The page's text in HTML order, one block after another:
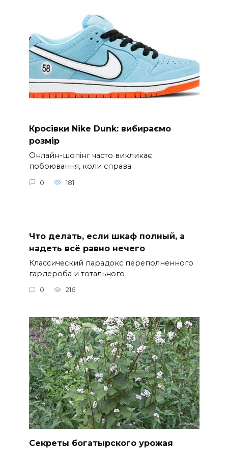
Кросівки Nike Dunk: вибираємо
розмір
Онлайн-шопінг часто викликає
побоювання, коли справа
0 181
Что делать, если шкаф полный, а
надеть всё равно нечего
Классический парадокс переполненного
гардероба и тотального
0 216
Секреты богатырского урожая